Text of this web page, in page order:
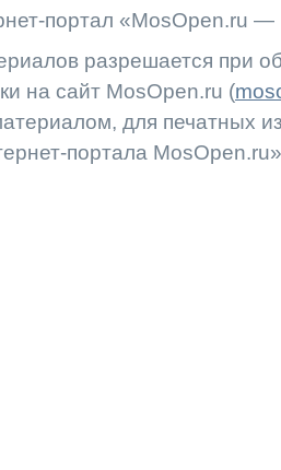
портал «MosOpen.ru —
разрешается при
на сайт MosOpen.ru (
для печатных
портала